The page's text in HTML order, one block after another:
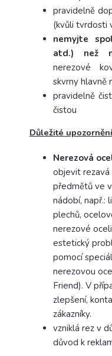
pravidelně
(kvůli tvrdosti
nemyjte
atd.) než
nerezové
skvrny hlavně
pravidelně
čistou
Důležité
Nerezová
objevit rezavá
předmětů ve
nádobí, např.:
plechů,
nerezové
estetický
pomocí
nerezovou
Friend). V
zlepšení,
zákazníky.
vzniklá rez v
důvod k